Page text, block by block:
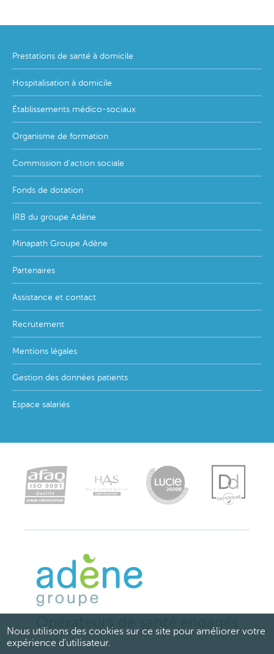
Footer
menu
Prestations de santé à domicile
Hospitalisation à domicile
Établissements médico-sociaux
Organisme de formation
Commission d'action sociale
Fonds de dotation
IRB du groupe Adène
Minapath Groupe Adène
Partenaires
Assistance et contact
Recrutement
Mentions légales
Gestion des données patients
Espace salariés
Nous utilisons des cookies sur ce site pour améliorer votre
expérience d'utilisateur.